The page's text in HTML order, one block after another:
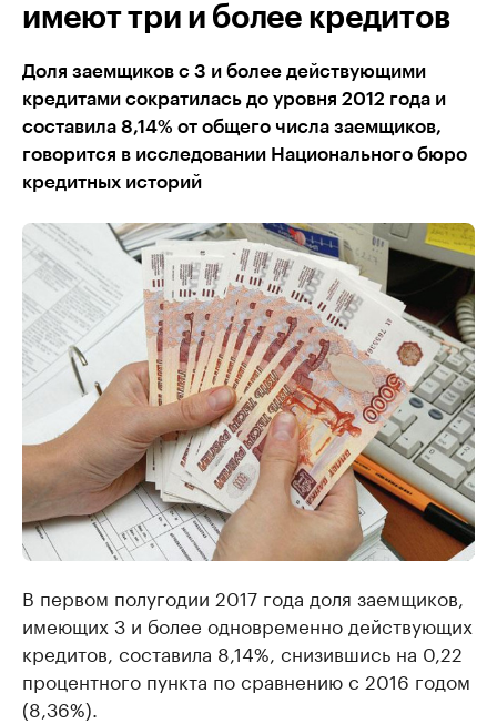
имеют три и более кредитов
Доля заемщиков с 3 и более действующими
кредитами сократилась до уровня 2012 года и
составила 8,14% от общего числа заемщиков,
говорится в исследовании Национального бюро
кредитных историй
В первом полугодии 2017 года доля заемщиков,
имеющих 3 и более одновременно действующих
кредитов, составила 8,14%, снизившись на 0,22
процентного пункта по сравнению с 2016 годом
(8,36%).